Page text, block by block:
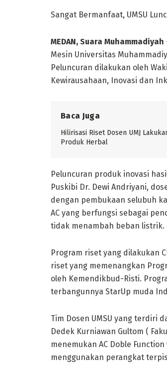
Sangat Bermanfaat, UMSU
MEDAN, Suara Muhammadiyah
Mesin Universitas
Peluncuran dilakukan oleh
Kewirausahaan, Inovasi dan
Baca Juga
Hilirisasi Riset Dosen UMJ
Produk Herbal
Peluncuran produk inovasi
Puskibi Dr. Dewi Andriyani,
dengan pembukaan selubuh
AC yang berfungsi sebagai
tidak menambah beban listrik.
Program riset yang dilakukan
riset yang memenangkan
oleh Kemendikbud-Risti.
terbangunnya StarUp muda
Tim Dosen UMSU yang terdiri
Dedek Kurniawan Gultom (
menemukan AC Doble
menggunakan perangkat